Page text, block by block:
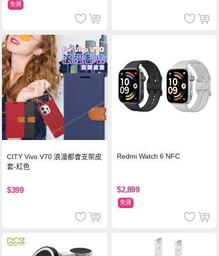
免運
CITY Vivo V70 浪漫都會支架皮
套-紅色
$399
Redmi Watch 6 NFC
$2,899
免運